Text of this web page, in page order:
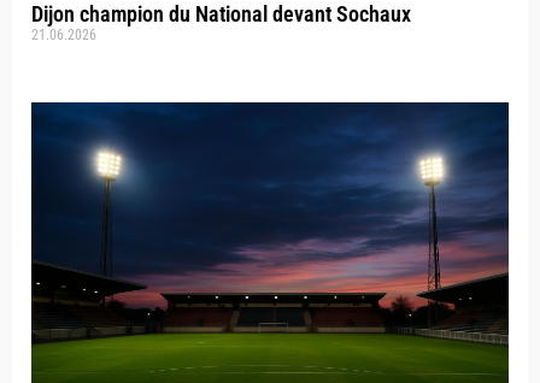
Dijon champion du National devant Sochaux
21.06.2026